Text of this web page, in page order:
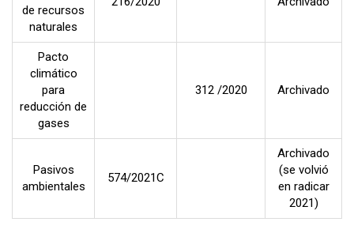
de recursos
naturales
Pacto
climático
para
reducción de
gases
312 /2020 Archivado
Pasivos
ambientales
574/2021C
Archivado
(se volvió
en radicar
2021)